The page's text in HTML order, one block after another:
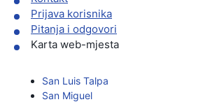
Prijava korisnika
Pitanja i odgovori
Karta web-mjesta
San Luis Talpa
San Miguel